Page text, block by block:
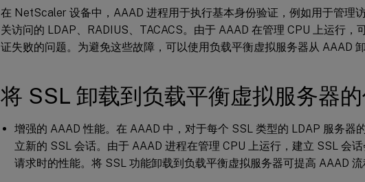
在 NetScaler 设备中，AAAD 进程用于执行基本身份验证，例如用于管理
关访问的 LDAP、RADIUS、TACACS。由于 AAAD 在管理 CPU 上运行，
证失败的问题。为避免这些故障，可以使用负载平衡虚拟服务器从 AAAD
将 SSL 卸载到负载平衡虚拟服务器
增强的 AAAD 性能。在 AAAD 中，对于每个 SSL 类型的 LDAP 服务器
立新的 SSL 会话。由于 AAAD 进程在管理 CPU 上运行，建立 SSL 会
请求时的性能。将 SSL 功能卸载到负载平衡虚拟服务器可提高 AAAD